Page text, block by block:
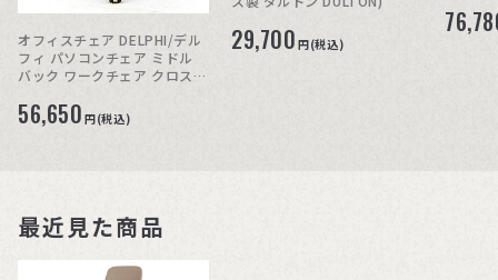
オフィスチェア DELPHI/デル
フィ パソコンチェア ミドル
バック ワークチェア クロス張
56,650 円(税込)
29,700 円(税込)
最近見た商品